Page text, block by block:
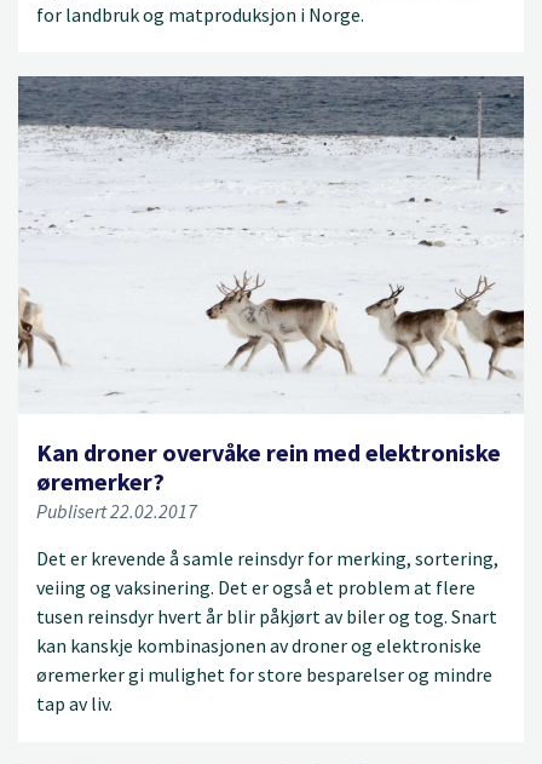
for landbruk og matproduksjon i Norge.
Kan droner overvåke rein med elektroniske
øremerker?
Publisert 22.02.2017
Det er krevende å samle reinsdyr for merking, sortering,
veiing og vaksinering. Det er også et problem at flere
tusen reinsdyr hvert år blir påkjørt av biler og tog. Snart
kan kanskje kombinasjonen av droner og elektroniske
øremerker gi mulighet for store besparelser og mindre
tap av liv.